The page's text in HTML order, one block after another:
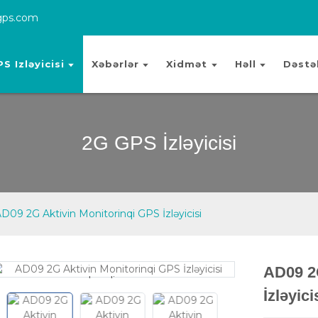
Izləyicisi Xəbərlər Xidmət Həll
2G GPS İzləyicisi
2G Aktivin Monitorinqi GPS İzləyicisi
Loading...
Loading...
AD09